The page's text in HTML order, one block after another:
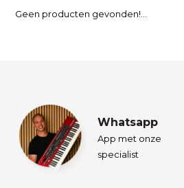
Geen producten gevonden!...
Whatsapp
App met onze
specialist